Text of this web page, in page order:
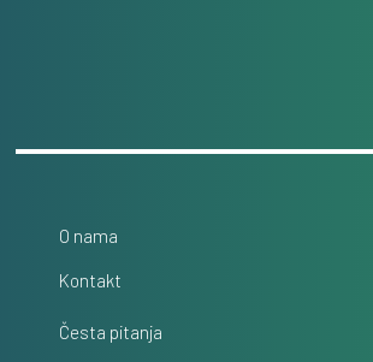
O nama
Kontakt
Česta pitanja